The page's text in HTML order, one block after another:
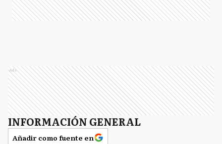
Ads
INFORMACIÓN GENERAL
Añadir como fuente en